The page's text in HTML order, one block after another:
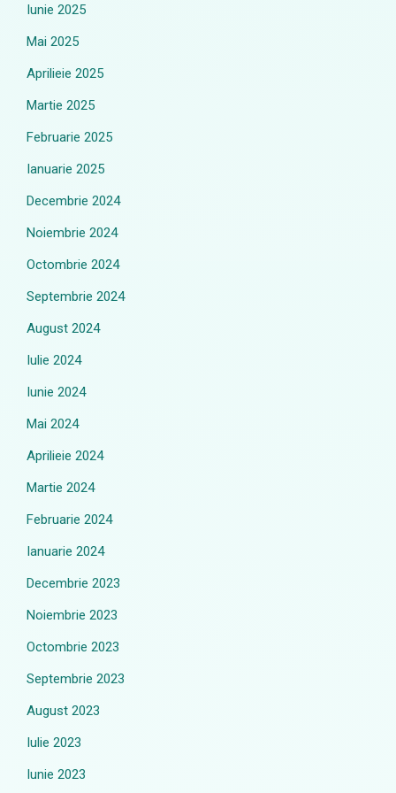
Iunie 2025
Mai 2025
Aprilieie 2025
Martie 2025
Februarie 2025
Ianuarie 2025
Decembrie 2024
Noiembrie 2024
Octombrie 2024
Septembrie 2024
August 2024
Iulie 2024
Iunie 2024
Mai 2024
Aprilieie 2024
Martie 2024
Februarie 2024
Ianuarie 2024
Decembrie 2023
Noiembrie 2023
Octombrie 2023
Septembrie 2023
August 2023
Iulie 2023
Iunie 2023